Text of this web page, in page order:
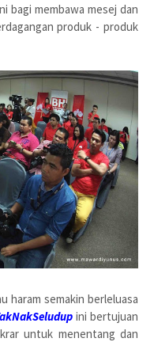
bagi membawa mesej dan
produk - produk
haram semakin berleluasa
ini bertujuan
untuk menentang dan